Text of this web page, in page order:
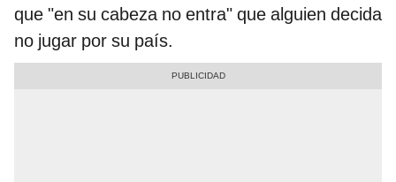
que "en su cabeza no entra" que alguien decida
no jugar por su país.